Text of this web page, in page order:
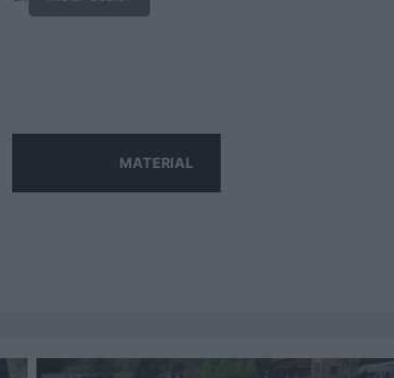
MATERIAL